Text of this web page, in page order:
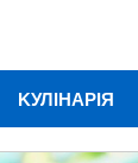
KУЛІНАРІЯ